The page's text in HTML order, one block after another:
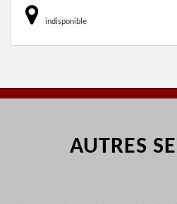
indisponible
AUTRES